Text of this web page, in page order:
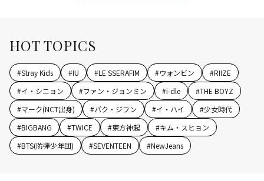
HOT TOPICS
#Stray Kids #IU #LE SSERAFIM #ウォンビン #RIIZE
#イ・シニョン #ファン・ジョンミン #i-dle #THE BOYZ
#マーク(NCT出身) #パク・ジフン #イ・ハイ #少女時代
#BIGBANG #TWICE #東方神起 #キム・スヒョン
#BTS(防弾少年団) #SEVENTEEN #NewJeans